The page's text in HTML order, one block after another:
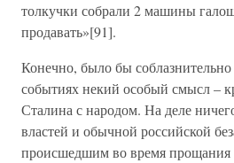
толкучки собрали 2 машины
продавать»[91].
Конечно, было бы
событиях некий особый смысл –
Сталина с народом. На деле
властей и обычной российской
происшедшим во время прощания